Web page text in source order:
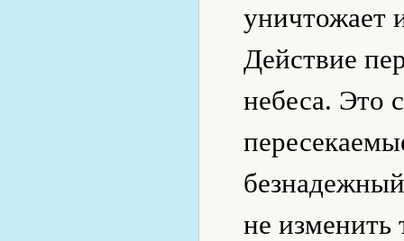
уничтожает
Действие
небеса. Это
не изменить